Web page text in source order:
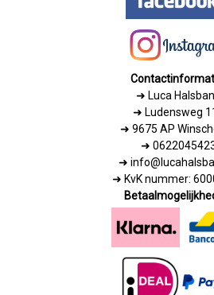
➜ Luca
➜ Ludensweg
➜ 9675 AP
➜
➜
➜ KvK nummer: